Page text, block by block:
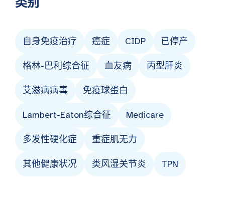
自身免疫治疗 癌症 CIDP 已停产
格林-巴利综合征 血友病 丙型肝炎
艾滋病病毒 免疫球蛋白
Lambert-Eaton综合征 Medicare
多发性硬化症 重症肌无力
其他健康状况 类风湿关节炎 TPN